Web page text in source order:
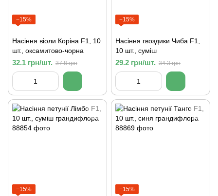
−15%
Насіння віоли Коріна F1, 10
шт., оксамитово-чорна
32.1 грн/шт. 37.8 грн
−15%
Насіння гвоздики Чиба F1,
10 шт., суміш
29.2 грн/шт. 34.3 грн
−15% −15%